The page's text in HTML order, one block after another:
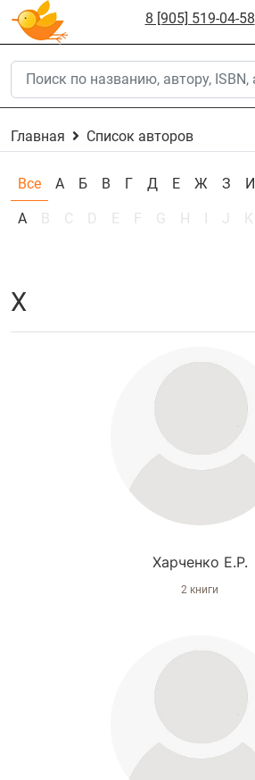
8 [905] 519-04-58
Главная Список авторов
Все А Б В Г Д Е Ж З И
А B C D E F G H I J K
Х
Харченко Е.Р.
2 книги